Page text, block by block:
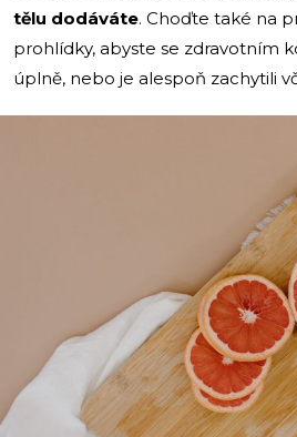
tělu dodáváte. Choďte také na
prohlídky, abyste se zdravotním
úplně, nebo je alespoň zachytili